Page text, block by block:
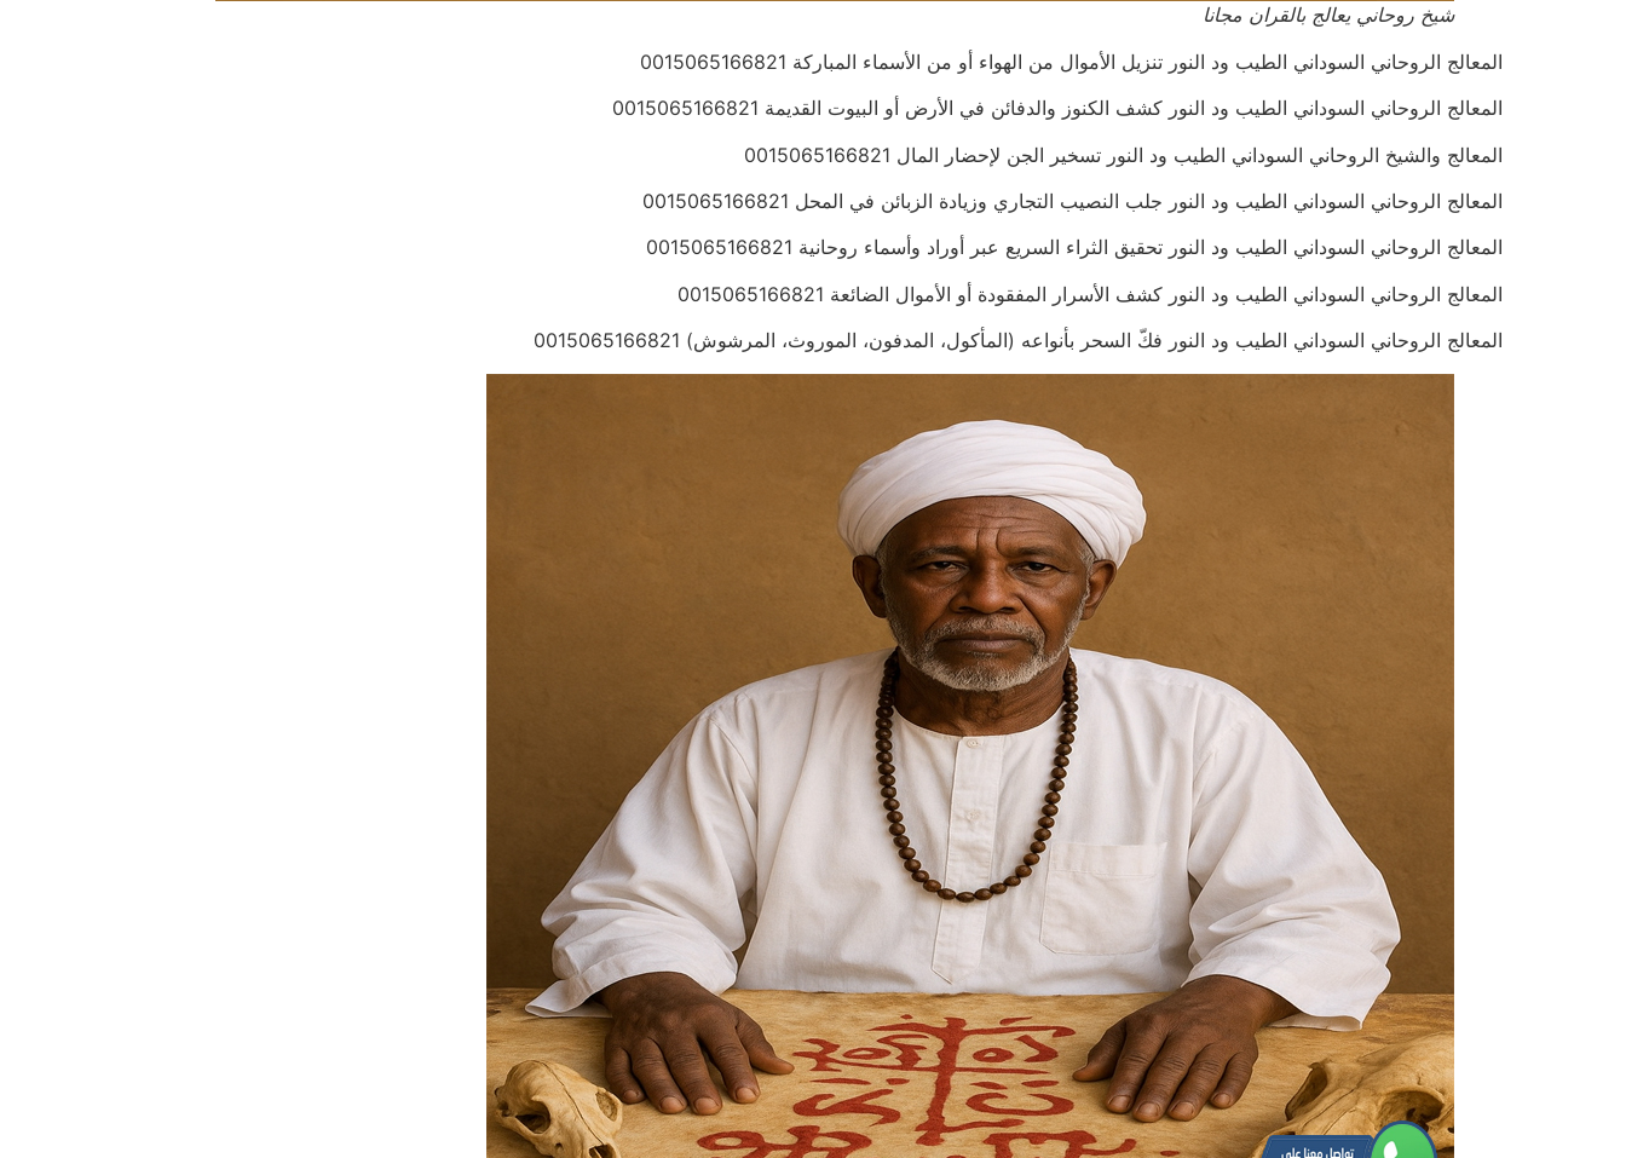
شيخ روحاني يعالج بالقران مجانا
المعالج الروحاني السوداني الطيب ود النور تنزيل الأموال من الهواء أو من الأسماء المباركة 0015065166821
المعالج الروحاني السوداني الطيب ود النور كشف الكنوز والدفائن في الأرض أو البيوت القديمة 0015065166821
المعالج والشيخ الروحاني السوداني الطيب ود النور تسخير الجن لإحضار المال 0015065166821
المعالج الروحاني السوداني الطيب ود النور جلب النصيب التجاري وزيادة الزبائن في المحل 0015065166821
المعالج الروحاني السوداني الطيب ود النور تحقيق الثراء السريع عبر أوراد وأسماء روحانية 0015065166821
المعالج الروحاني السوداني الطيب ود النور كشف الأسرار المفقودة أو الأموال الضائعة 0015065166821
المعالج الروحاني السوداني الطيب ود النور فكّ السحر بأنواعه (المأكول، المدفون، الموروث، المرشوش) 0015065166821